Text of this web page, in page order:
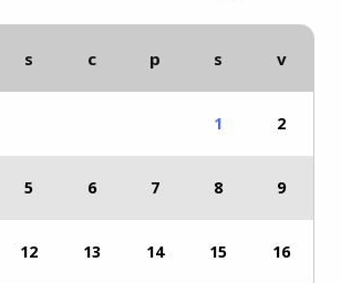
s c p s v
1 2
5 6 7 8 9
12 13 14 15 16